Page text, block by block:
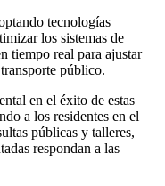
tecnologías
los sistemas de
tiempo real para ajustar
público.
en el éxito de estas
a los residentes en el
públicas y talleres,
respondan a las